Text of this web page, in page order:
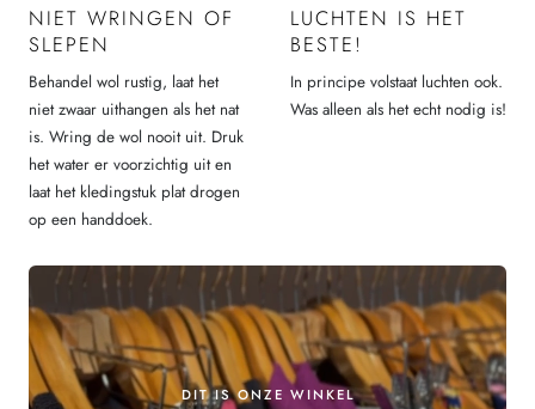
NIET WRINGEN OF
SLEPEN
Behandel wol rustig, laat het
niet zwaar uithangen als het nat
is. Wring de wol nooit uit. Druk
het water er voorzichtig uit en
laat het kledingstuk plat drogen
op een handdoek.
LUCHTEN IS HET
BESTE!
In principe volstaat luchten ook.
Was alleen als het echt nodig is!
DIT IS ONZE WINKEL